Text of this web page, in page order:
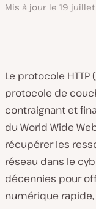
Mis à jour le 19 juillet
Le protocole HTTP
protocole de
contraignant et
du World Wide
récupérer les
réseau dans le
décennies pour
numérique rapide,